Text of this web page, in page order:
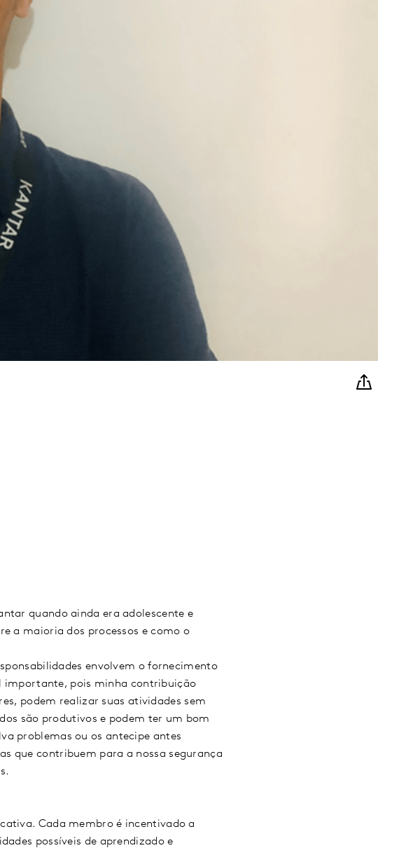
quando ainda era adolescente e
a maioria dos processos e como o
envolvem o fornecimento
importante, pois minha contribuição
podem realizar suas atividades sem
são produtivos e podem ter um bom
problemas ou os antecipe antes
que contribuem para a nossa segurança
Cada membro é incentivado a
possíveis de aprendizado e